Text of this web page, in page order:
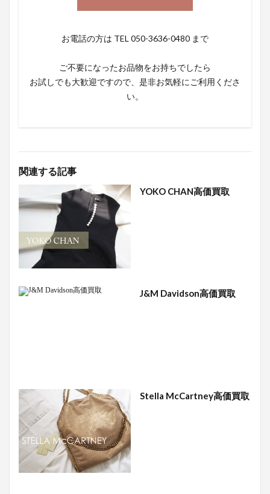
お電話の方は TEL 050-3636-0480 まで
ご不要になったお品物をお持ちでしたら
お試しでも大歓迎ですので、是非お気軽にご利用くださ
い。
関連する記事
YOKO CHAN高価買取
J&M Davidson高価買取
Stella McCartney高価買取